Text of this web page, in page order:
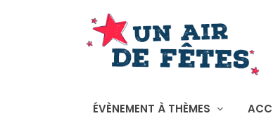
ÉVÈNEMENT À THÈMES